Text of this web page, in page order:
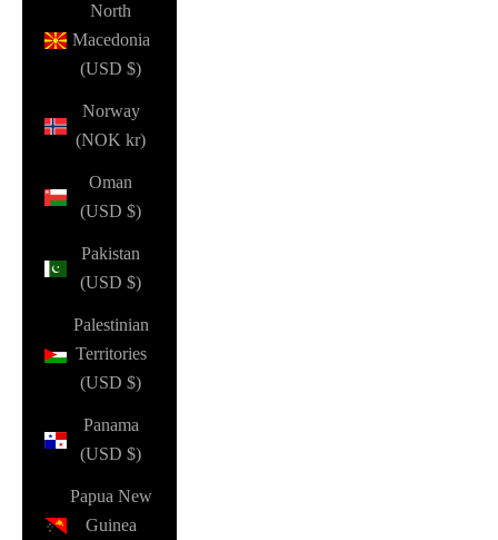
North
Macedonia
(USD $)
Norway
(NOK kr)
Oman
(USD $)
Pakistan
(USD $)
Palestinian
Territories
(USD $)
Panama
(USD $)
Papua New
Guinea